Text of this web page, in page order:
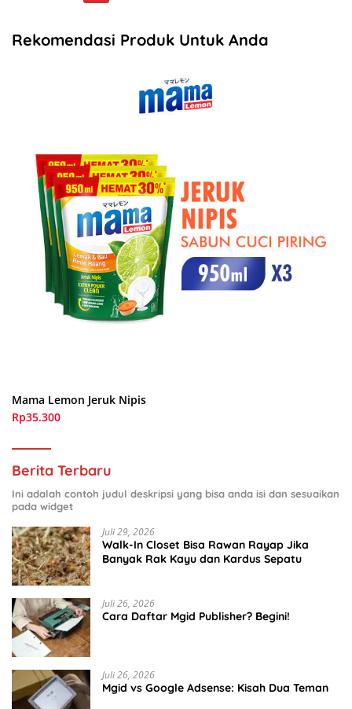
Rekomendasi Produk Untuk Anda
Mama Lemon Jeruk Nipis
Rp35.300
Berita Terbaru
Ini adalah contoh judul deskripsi yang bisa anda isi dan sesuaikan
pada widget
Juli 29, 2026
Walk-In Closet Bisa Rawan Rayap Jika
Banyak Rak Kayu dan Kardus Sepatu
Juli 26, 2026
Cara Daftar Mgid Publisher? Begini!
Juli 26, 2026
Mgid vs Google Adsense: Kisah Dua Teman